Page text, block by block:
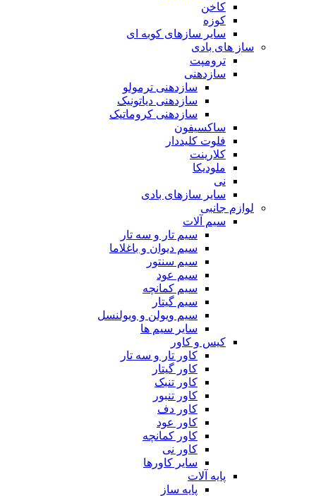
کاخن
کوزه
سایر سازهای کوبه ای
ساز های بادی
ترومپت
سازدهنی
سازدهنی ترمولو
سازدهنی دیاتونیک
سازدهنی کروماتیک
ساکسیفون
فلوت کلیددار
کلارینت
ملودیکا
نی
سایر سازهای بادی
لوازم جانبی
سیم آلات
سیم تار و سه تار
سیم دیوان و باغلاما
سیم سنتور
سیم عود
سیم کمانچه
سیم گیتار
سیم ویولن و ویولنسل
سایر سیم ها
کیس و کاور
کاور تار و سه تار
کاور گیتار
کاور تنبک
کاور تنبور
کاور دف
کاور عود
کاور کمانچه
کاور نی
سایر کاورها
پایه آلات
پایه ساز